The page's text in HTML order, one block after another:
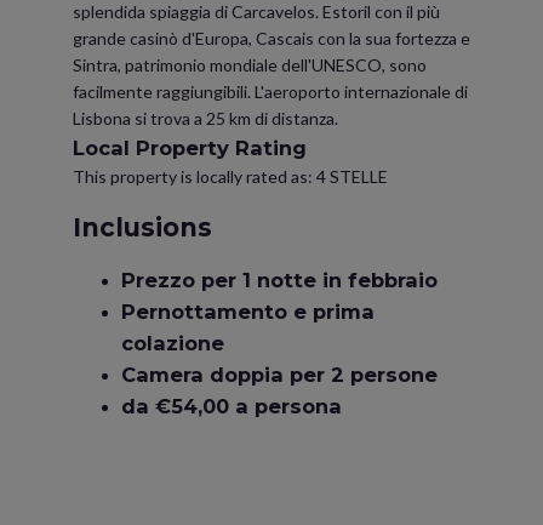
splendida spiaggia di Carcavelos. Estoril con il più
grande casinò d'Europa, Cascais con la sua fortezza e
Sintra, patrimonio mondiale dell'UNESCO, sono
facilmente raggiungibili. L'aeroporto internazionale di
Lisbona si trova a 25 km di distanza.
Local Property Rating
This property is locally rated as: 4 STELLE
Inclusions
Prezzo per 1 notte in febbraio
Pernottamento e prima
colazione
Camera doppia per 2 persone
da €54,00 a persona